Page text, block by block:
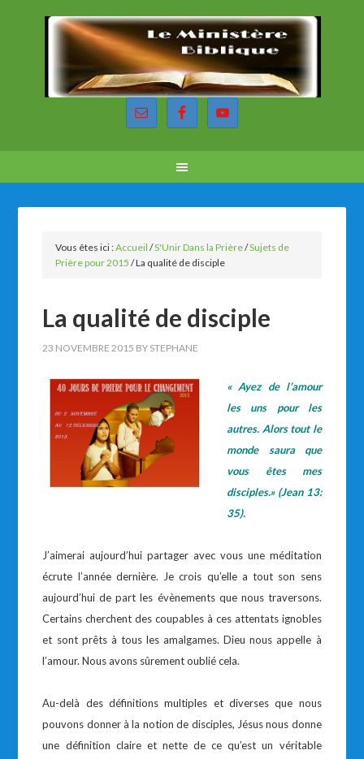
Vous êtes ici :Accueil /S'Unir Dans la Prière/Sujets de
Prière pour 2015 /La qualité de disciple
La qualité de disciple
23 NOVEMBRE 2015 BY STEPHANE
« Ayez de l’amour
les uns pour les
autres. Alors tout le
monde saura que
vous êtes mes
disciples.» (Jean 13:
35).
J’aimerai aujourd’hui partager avec vous une méditation
écrute l’année dernière. Je crois qu’elle a tout son sens
aujourd’hui de part les évènements que nous traversons.
Certains cherchent des coupables à ces attentats ignobles
et sont prêts à tous les amalgames. Dieu nous appelle à
l’amour. Nous avons sûrement oublié cela.
Au-delà des définitions multiples et diverses que nous
pouvons donner à la notion de disciples, Jésus nous donne
une définition claire et nette de ce qu’est un véritable